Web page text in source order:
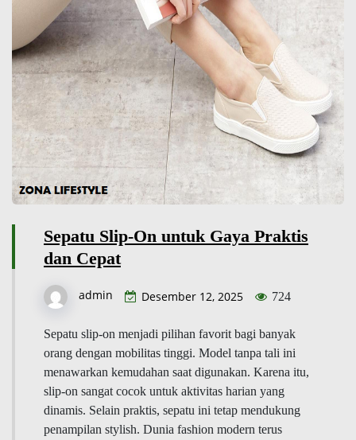
Sepatu Slip-On untuk Gaya Praktis
dan Cepat
admin Desember 12, 2025 724
Sepatu slip-on menjadi pilihan favorit bagi banyak
orang dengan mobilitas tinggi. Model tanpa tali ini
menawarkan kemudahan saat digunakan. Karena itu,
slip-on sangat cocok untuk aktivitas harian yang
dinamis. Selain praktis, sepatu ini tetap mendukung
penampilan stylish. Dunia fashion modern terus